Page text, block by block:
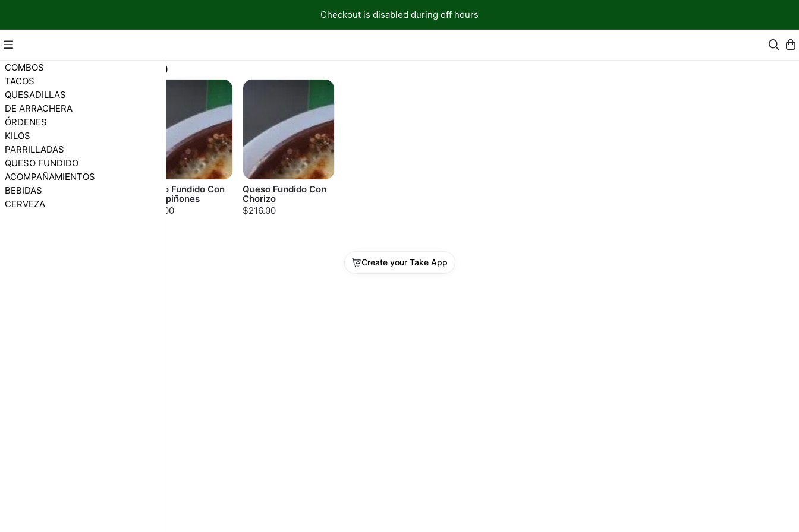
Checkout is disabled during off hours
COMBOS
TACOS
QUESADILLAS
DE ARRACHERA
ÓRDENES
KILOS
PARRILLADAS
QUESO FUNDIDO
ACOMPAÑAMIENTOS
BEBIDAS
CERVEZA
QUESO FUNDIDO
Queso Fundido
Natural
$174.00
Queso Fundido Con
Champiñones
$216.00
Queso Fundido Con
Chorizo
$216.00
Create your Take App